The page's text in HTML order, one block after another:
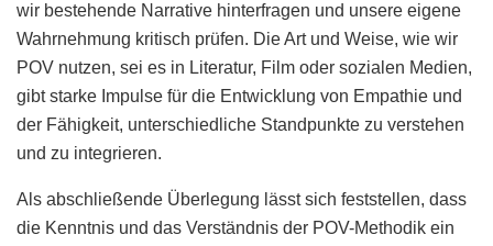
wir bestehende Narrative hinterfragen und unsere eigene
Wahrnehmung kritisch prüfen. Die Art und Weise, wie wir
POV nutzen, sei es in Literatur, Film oder sozialen Medien,
gibt starke Impulse für die Entwicklung von Empathie und
der Fähigkeit, unterschiedliche Standpunkte zu verstehen
und zu integrieren.
Als abschließende Überlegung lässt sich feststellen, dass
die Kenntnis und das Verständnis der POV-Methodik ein